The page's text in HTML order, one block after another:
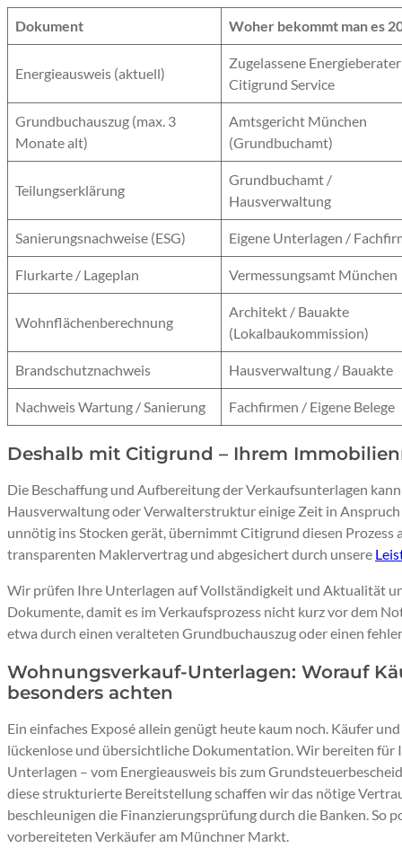
Dokument Woher bekommt man es
Energieausweis (aktuell)
Zugelassene
Citigrund Service
Grundbuchauszug (max. 3
Monate alt)
Amtsgericht München
(Grundbuchamt)
Teilungserklärung
Grundbuchamt /
Hausverwaltung
Sanierungsnachweise (ESG) Eigene Unterlagen /
Flurkarte / Lageplan Vermessungsamt München
Wohnflächenberechnung
Architekt / Bauakte
(Lokalbaukommission)
Brandschutznachweis Hausverwaltung / Bauakte
Nachweis Wartung / Sanierung Fachfirmen / Eigene Belege
Deshalb mit Citigrund – Ihrem
Die Beschaffung und Aufbereitung der Verkaufsunterlagen
Hausverwaltung oder Verwalterstruktur einige Zeit in
unnötig ins Stocken gerät, übernimmt Citigrund diesen Prozess
transparenten Maklervertrag und abgesichert durch unsere
Wir prüfen Ihre Unterlagen auf Vollständigkeit und Aktualität
Dokumente, damit es im Verkaufsprozess nicht kurz vor dem
etwa durch einen veralteten Grundbuchauszug oder einen
Wohnungsverkauf-Unterlagen: Worauf
besonders achten
Ein einfaches Exposé allein genügt heute kaum noch. Käufer
lückenlose und übersichtliche Dokumentation. Wir bereiten für
Unterlagen – vom Energieausweis bis zum
diese strukturierte Bereitstellung schaffen wir das nötige
beschleunigen die Finanzierungsprüfung durch die Banken. So
vorbereiteten Verkäufer am Münchner Markt.